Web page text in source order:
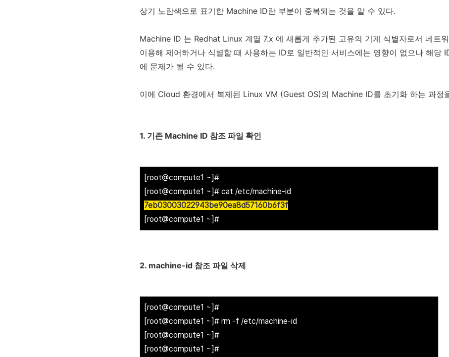
상기 노란색으로 표기한 Machine ID란 부분이 중복되는 것을 알 수 있다.
Machine ID 는 Redhat Linux 계열 7.x 에 새롭게 추가된 고유의 기계 식별자로서 네트
이용해 제어하거나 식별할 때 사용하는 ID로 일반적인 서비스에는 영향이 없으나 해당
에 문제가 될 수 있다.
이에 Cloud 환경에서 복제된 Linux VM (Guest OS)의 Machine ID를 초기화 하는 과정
1. 기존 Machine ID 참조 파일 확인
[root@compute1 ~]#
[root@compute1 ~]# cat /etc/machine-id
7eb03003022943be90ea8d57160b6f3f
[root@compute1 ~]#
2. machine-id 참조 파일 삭제
[root@compute1 ~]#
[root@compute1 ~]# rm -f /etc/machine-id
[root@compute1 ~]#
[root@compute1 ~]#